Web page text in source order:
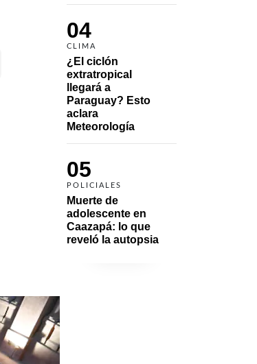
04
CLIMA
¿El ciclón
extratropical
llegará a
Paraguay? Esto
aclara
Meteorología
05
POLICIALES
Muerte de
adolescente en
Caazapá: lo que
reveló la autopsia